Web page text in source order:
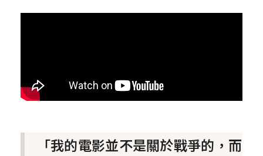
「我的電影並不是關於戰爭的，而